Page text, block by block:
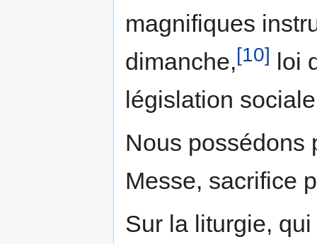
magnifiques
dimanche,[10] loi
législation
Nous possédons
Messe, sacrifice
Sur la liturgie,